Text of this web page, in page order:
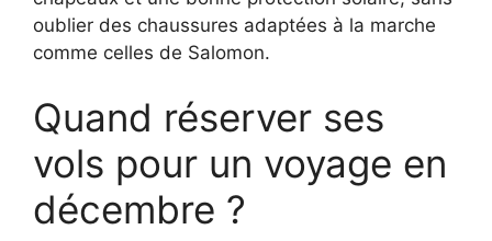
oublier des chaussures adaptées à la marche
comme celles de Salomon.
Quand réserver ses
vols pour un voyage en
décembre ?